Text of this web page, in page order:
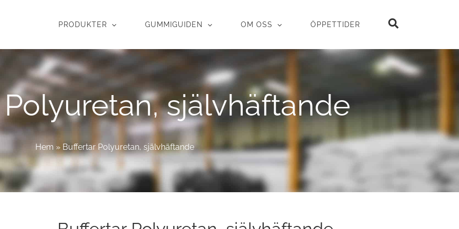
PRODUKTER GUMMIGUIDEN OM OSS ÖPPETTIDER
självhäftande
Hem » Buffertar Polyuretan, självhäftande